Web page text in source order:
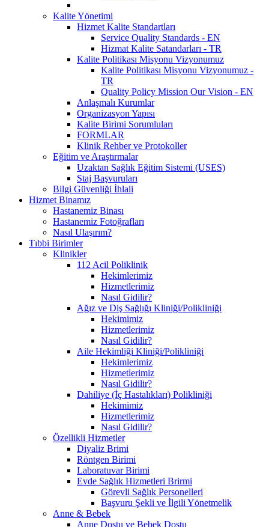
Kalite Yönetimi
Hizmet Kalite Standartları
Service Quality Standards - EN
Hizmat Kalite Satandarları - TR
Kalite Politikası Misyonu Vizyonumuz
Kalite Politikası Misyonu Vizyonumuz -
TR
Quality Policy Mission Our Vision - EN
Anlaşmalı Kurumlar
Organizasyon Yapısı
Kalite Birimi Sorumluları
FORMLAR
Klinik Rehber ve Protokoller
Eğitim ve Araştırmalar
Uzaktan Sağlık Eğitim Sistemi (USES)
Staj Başvuruları
Bilgi Güvenliği İhlali
Hizmet Binamız
Hastanemiz Binası
Hastanemiz Fotoğrafları
Nasıl Ulaşırım?
Tıbbi Birimler
Klinikler
112 Acil Poliklinik
Hekimlerimiz
Hizmetlerimiz
Nasıl Gidilir?
Ağız ve Diş Sağlığı Kliniği/Polikliniği
Hekimimiz
Hizmetlerimiz
Nasıl Gidilir?
Aile Hekimliği Kliniği/Polikliniği
Hekimlerimiz
Hizmetlerimiz
Nasıl Gidilir?
Dahiliye (İç Hastalıkları) Polikliniği
Hekimimiz
Hizmetlerimiz
Nasıl Gidilir?
Özellikli Hizmetler
Diyaliz Brimi
Röntgen Birimi
Laboratuvar Birimi
Evde Sağlık Hizmetleri Brirmi
Görevli Sağlık Personelleri
Başvuru Şekli ve İlgili Yönetmelik
Anne & Bebek
Anne Dostu ve Bebek Dostu